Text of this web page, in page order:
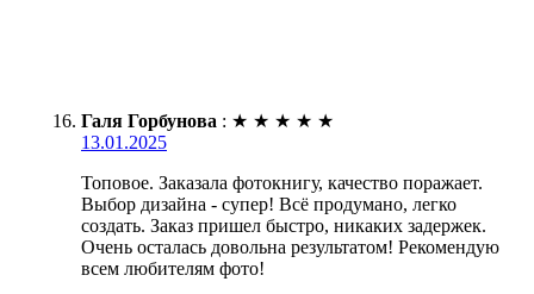
Галя Горбунова : ★ ★ ★ ★ ★
13.01.2025
Топовое. Заказала фотокнигу, качество поражает.
Выбор дизайна - супер! Всё продумано, легко
создать. Заказ пришел быстро, никаких задержек.
Очень осталась довольна результатом! Рекомендую
всем любителям фото!